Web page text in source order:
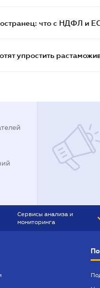
что с НДФЛ и
упростить
Сервисы анализа и
мониторинга